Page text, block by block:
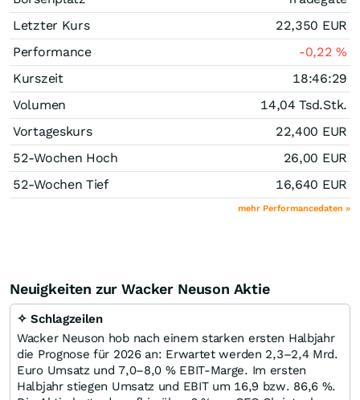
Letzter Kurs
22,350 EUR
Performance
-0,22%
Kurszeit
18:46:29
Volumen
14,04 Tsd.Stk.
Vortageskurs
22,400 EUR
52-Wochen Hoch
26,00 EUR
52-Wochen Tief
16,640 EUR
mehr Performancedaten »
Neuigkeiten zur Wacker Neuson Aktie
✧ Schlagzeilen
Wacker Neuson hob nach einem starken ersten Halbjahr
die Prognose für 2026 an: Erwartet werden 2,3–2,4 Mrd.
Euro Umsatz und 7,0–8,0 % EBIT-Marge. Im ersten
Halbjahr stiegen Umsatz und EBIT um 16,9 bzw. 86,6 %.